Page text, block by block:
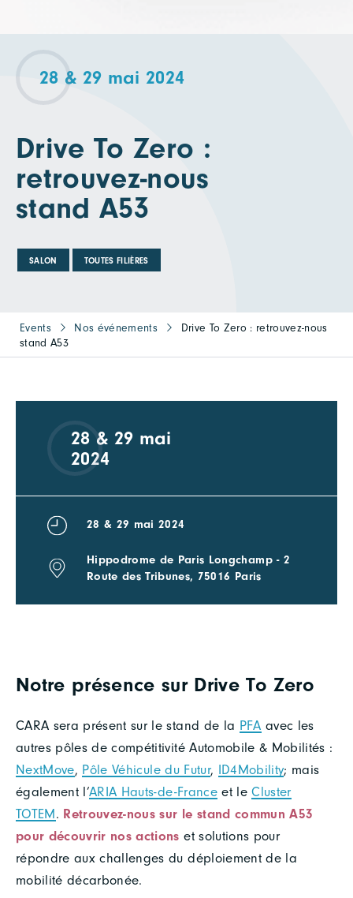
28 & 29 mai 2024
Drive To Zero :
retrouvez-nous
stand A53
SALON TOUTES FILIÈRES
Events Nos événements
Drive To Zero : retrouvez-nous
stand A53
Notre présence sur Drive To Zero
CARA sera présent sur le stand de la PFA avec les
autres pôles de compétitivité Automobile & Mobilités :
NextMove, Pôle Véhicule du Futur, ID4Mobility; mais
également l’ARIA Hauts-de-Franceet leCluster
TOTEM. Retrouvez-nous sur le stand commun A53
pour découvrir nos actions et solutions pour
répondre aux challenges du déploiement de la
mobilité décarbonée.
28 & 29 mai
2024
28 & 29 mai 2024
Hippodrome de Paris Longchamp - 2
Route des Tribunes, 75016 Paris